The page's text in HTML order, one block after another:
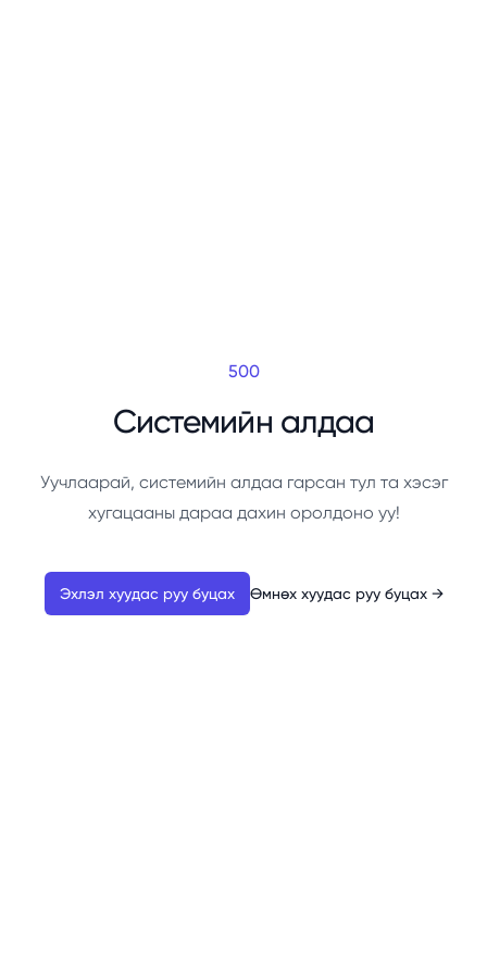
500
Системийн алдаа
Уучлаарай, системийн алдаа гарсан тул та хэсэг
хугацааны дараа дахин оролдоно уу!
Эхлэл хуудас руу буцах Өмнөх хуудас руу буцах →